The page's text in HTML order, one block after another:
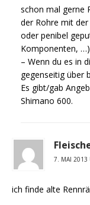
schon mal gerne
der Rohre mit
oder penibel
Komponenten, …)
– Wenn du es in
gegenseitig über
Es gibt/gab
Shimano 600.
7. MAI 2013
ich finde alte